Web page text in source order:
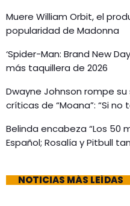
Muere William Orbit, el
popularidad de Madonna
‘Spider-Man: Brand New
más taquillera de 2026
Dwayne Johnson rompe
críticas de “Moana”: “Si
Belinda encabeza “Los 50
Español; Rosalía y Pitbull
NOTICIAS MÁS LEÍDAS